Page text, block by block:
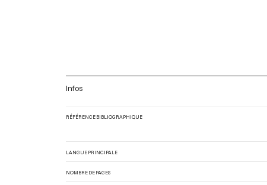
Infos
RÉFÉRENCE BIBLIOGRAPHIQUE
LANGUE PRINCIPALE
NOMBRE DE PAGES